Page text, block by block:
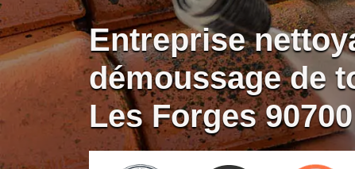
Entreprise
démoussage de
Les Forges 90700